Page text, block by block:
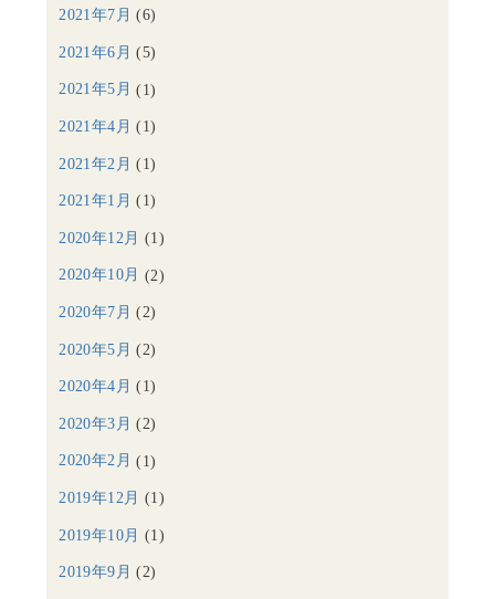
2021年7月 (6)
2021年6月 (5)
2021年5月 (1)
2021年4月 (1)
2021年2月 (1)
2021年1月 (1)
2020年12月 (1)
2020年10月 (2)
2020年7月 (2)
2020年5月 (2)
2020年4月 (1)
2020年3月 (2)
2020年2月 (1)
2019年12月 (1)
2019年10月 (1)
2019年9月 (2)